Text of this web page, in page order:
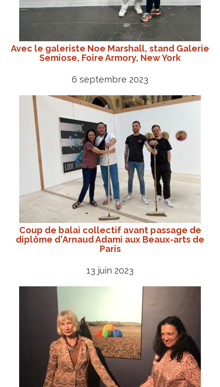
Avec le galeriste Noe Marshall, stand Galerie
Semiose, Foire Armory, New York
6 septembre 2023
Coup de balai collectif avant passage de
diplôme d'Arnaud Adami aux Beaux-arts de
Paris
13 juin 2023